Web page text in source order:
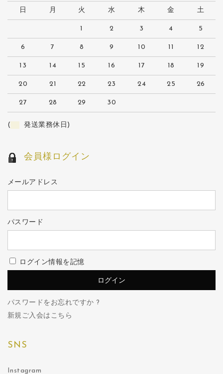
日 月 火 水 木 金 土
1 2 3 4 5
6 7 8 9 10 11 12
13 14 15 16 17 18 19
20 21 22 23 24 25 26
27 28 29 30
( 発送業務休日)
会員様ログイン
メールアドレス
パスワード
ログイン情報を記憶
パスワードをお忘れですか ?
新規ご入会はこちら
SNS
Instagram